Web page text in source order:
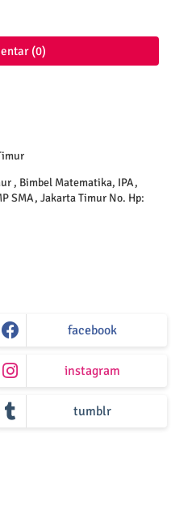
(0)
, Bimbel Matematika, IPA,
SMA, Jakarta Timur No. Hp:
facebook
instagram
tumblr